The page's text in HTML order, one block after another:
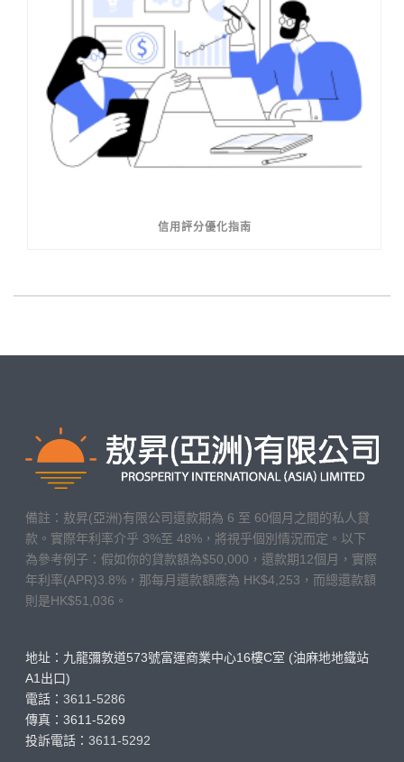
信用評分優化指南
備註：敖昇(亞洲)有限公司還款期為 6 至 60個月之間的私人貸
款。實際年利率介乎 3%至 48%，將視乎個別情況而定。以下
為參考例子：假如你的貸款額為$50,000，還款期12個月，實際
年利率(APR)3.8%，那每月還款額應為 HK$4,253，而總還款額
則是HK$51,036。
地址：九龍彌敦道573號富運商業中心16樓C室 (油麻地地鐵站
A1出口)
電話：3611-5286
傳真：3611-5269
投訴電話：3611-5292